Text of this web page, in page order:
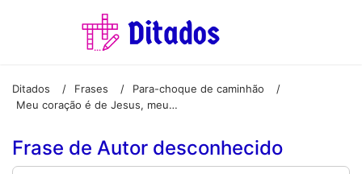
Ditados / Frases / Para-choque de caminhão
/
Meu coração é de Jesus, meu pulmão da Souza Cruz.
Frase de Autor desconhecido